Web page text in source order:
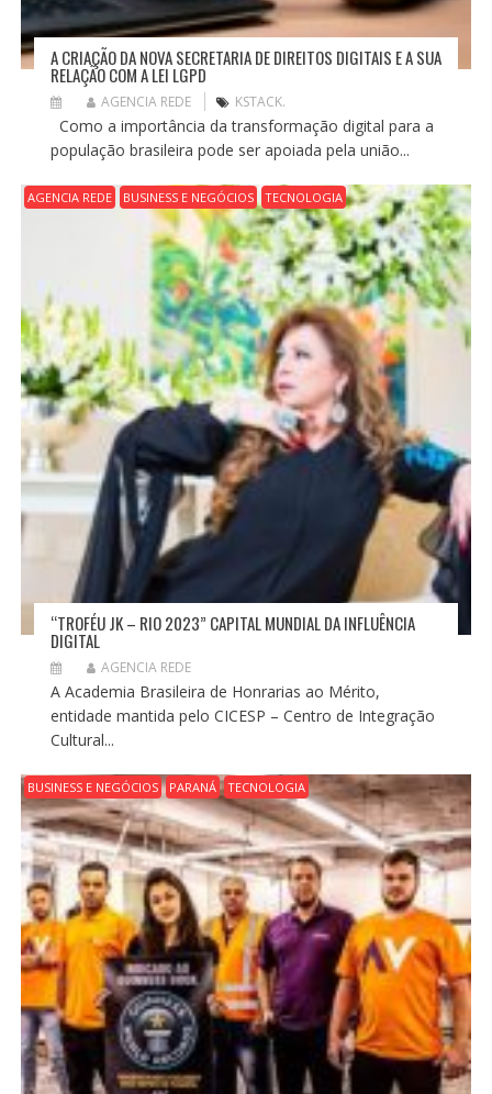
A CRIAÇÃO DA NOVA SECRETARIA DE DIREITOS DIGITAIS E A SUA
RELAÇÃO COM A LEI LGPD
AGENCIA REDE KSTACK.
Como a importância da transformação digital para a
população brasileira pode ser apoiada pela união...
AGENCIA REDE BUSINESS E NEGÓCIOS TECNOLOGIA
“TROFÉU JK – RIO 2023” CAPITAL MUNDIAL DA INFLUÊNCIA
DIGITAL
AGENCIA REDE
A Academia Brasileira de Honrarias ao Mérito,
entidade mantida pelo CICESP – Centro de Integração
Cultural...
BUSINESS E NEGÓCIOS PARANÁ TECNOLOGIA